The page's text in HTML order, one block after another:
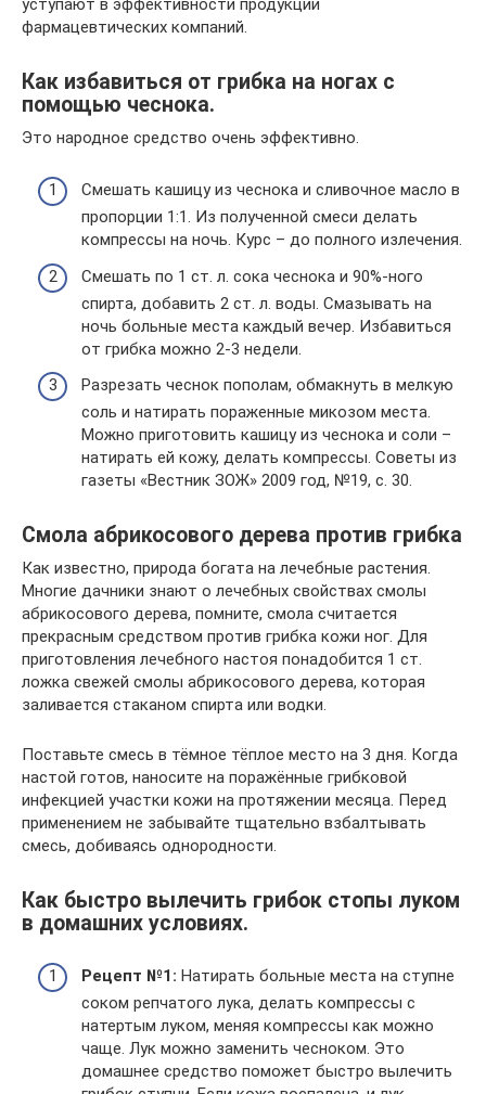
фармацевтических компаний.
Как избавиться от грибка на ногах с
помощью чеснока.
Это народное средство очень эффективно.
Смешать кашицу из чеснока и сливочное масло в
пропорции 1:1. Из полученной смеси делать
компрессы на ночь. Курс – до полного излечения.
Смешать по 1 ст. л. сока чеснока и 90%-ного
спирта, добавить 2 ст. л. воды. Смазывать на
ночь больные места каждый вечер. Избавиться
от грибка можно 2-3 недели.
Разрезать чеснок пополам, обмакнуть в мелкую
соль и натирать пораженные микозом места.
Можно приготовить кашицу из чеснока и соли –
натирать ей кожу, делать компрессы. Советы из
газеты «Вестник ЗОЖ» 2009 год, №19, с. 30.
Смола абрикосового дерева против грибка
Как известно, природа богата на лечебные растения.
Многие дачники знают о лечебных свойствах смолы
абрикосового дерева, помните, смола считается
прекрасным средством против грибка кожи ног. Для
приготовления лечебного настоя понадобится 1 ст.
ложка свежей смолы абрикосового дерева, которая
заливается стаканом спирта или водки.
Поставьте смесь в тёмное тёплое место на 3 дня. Когда
настой готов, наносите на поражённые грибковой
инфекцией участки кожи на протяжении месяца. Перед
применением не забывайте тщательно взбалтывать
смесь, добиваясь однородности.
Как быстро вылечить грибок стопы луком
в домашних условиях.
Рецепт №1: Натирать больные места на ступне
соком репчатого лука, делать компрессы с
натертым луком, меняя компрессы как можно
чаще. Лук можно заменить чесноком. Это
домашнее средство поможет быстро вылечить